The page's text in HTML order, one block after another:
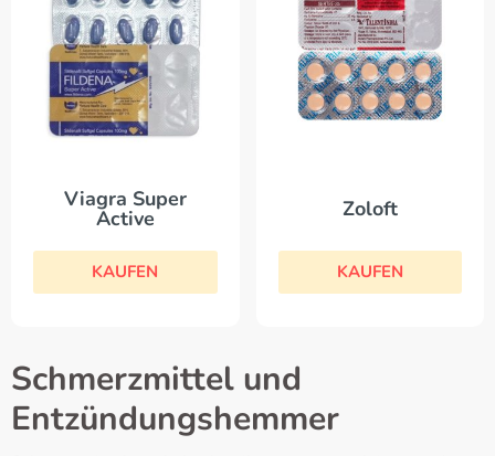
Viagra Super
Active
KAUFEN
Zoloft
KAUFEN
Schmerzmittel und
Entzündungshemmer